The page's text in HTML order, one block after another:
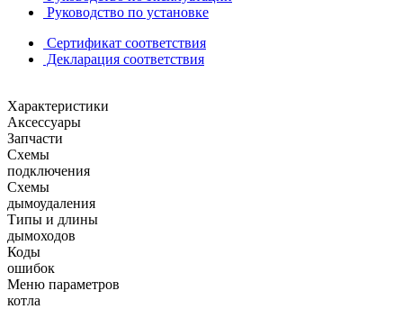
Руководство по установке
Сертификат соответствия
Декларация соответствия
Характеристики
Аксессуары
Запчасти
Схемы
подключения
Схемы
дымоудаления
Типы и длины
дымоходов
Коды
ошибок
Меню параметров
котла